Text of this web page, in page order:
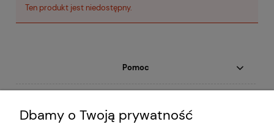
Ten produkt jest niedostępny.
Pomoc
Dbamy o Twoją prywatność